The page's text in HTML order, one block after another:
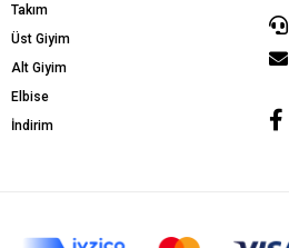
Takım
Üst Giyim
Alt Giyim
Elbise
İndirim